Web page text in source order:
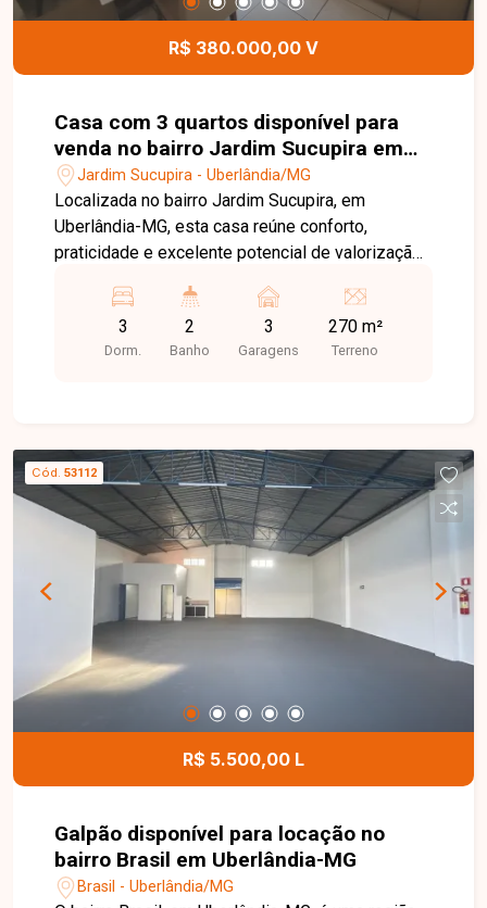
R$ 380.000,00 V
Casa com 3 quartos disponível para
venda no bairro Jardim Sucupira em
Uberlândia-MG
Jardim Sucupira - Uberlândia/MG
Localizada no bairro Jardim Sucupira, em
Uberlândia-MG, esta casa reúne conforto,
praticidade e excelente potencial de valorização.
fácil acesso a importantes vias da cidade e
proximidade com comércios, escolas, serviços e
demais facilidades do dia a dia, sendo uma ótima
composta por sala ampla, 2 quartos, banheiro
social, cozinha, lavanderia e vaga coberta para 3
veículos. O imóvel conta ainda com edícula nos
fundos, composta por 1 quarto, banheiro, jardim
de inverno, lavanderia e cozinha com armários,
oferecendo espaço extra para família, hóspedes
ou até mesmo para uso independente. Aproveite
esta oportunidade de adquirir um imóvel versátil
e bem localizado em Uberlândia. Entre em
contato com a Delta e agende já a sua visita!
3
Dorm.
2
Banho
3
Garagens
270 m²
Terreno
Cód. 53112
R$ 5.500,00 L
Galpão disponível para locação no
bairro Brasil em Uberlândia-MG
Brasil - Uberlândia/MG